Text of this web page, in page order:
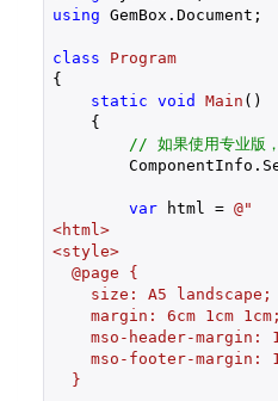
using GemBox.Document;
class
Program
{
static void Main ( )
{
// 如果使用专业版，
var html = @"
<html>
<style>
  @page {
    size: A5 landscape;
    margin: 6cm 1cm 1cm;
mso-header-margin:
mso-footer-margin:
  }